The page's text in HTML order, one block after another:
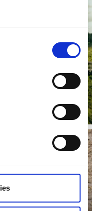
barnvagn, permobil